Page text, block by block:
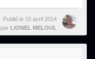
Publié le 15 avril 2014
par LIONEL MELOUL